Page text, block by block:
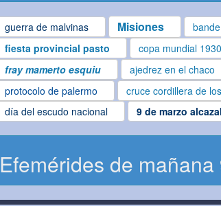
guerra de malvinas Misiones
fiesta provincial pasto
copa mundial 1930
fray mamerto esquiu
ajedrez en el chaco
protocolo de palermo cruce cordillera de
día del escudo nacional
9 de marzo
Efemérides de